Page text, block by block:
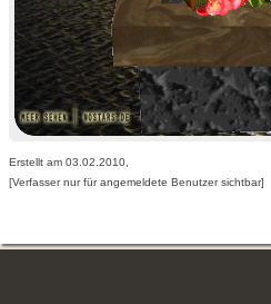
Erstellt am 03.02.2010,
[Verfasser nur für angemeldete Benutzer sichtbar]